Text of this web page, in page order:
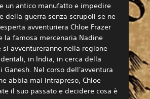
un antico manufatto e impedire
della guerra senza scrupoli se ne
avventuriera Chloe Frazer
la famosa mercenaria Nadine
si avventureranno nella regione
in India, in cerca della
Ganesh. Nel corso dell'avventura
abbia mai intrapreso, Chloe
il suo passato e decidere cosa è